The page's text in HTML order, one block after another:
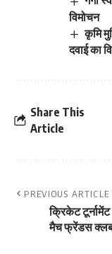
विमोचन
कृमि
दवाई का
Share This
Article
PREVIOUS ARTICLE
क्रिकेट
मैच फ्रेंडस